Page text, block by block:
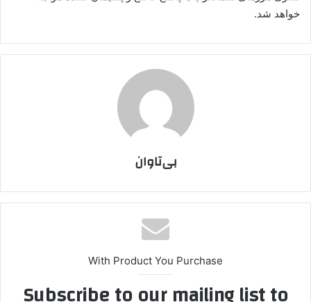
خواهد شد.
بی‌تاوان
With Product You Purchase